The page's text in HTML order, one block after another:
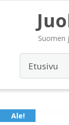
Suomen
Ale!